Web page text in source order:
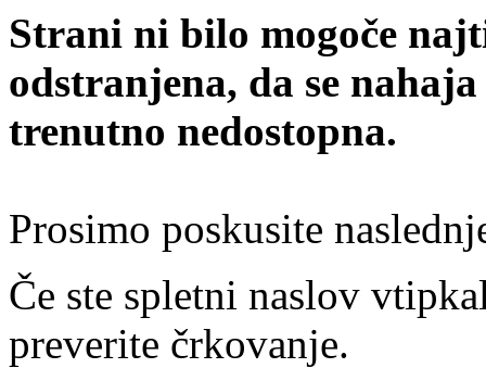
Strani ni bilo mogoče
odstranjena, da se
trenutno nedostopna.
Prosimo poskusite
Če ste spletni naslov
preverite črkovanje.